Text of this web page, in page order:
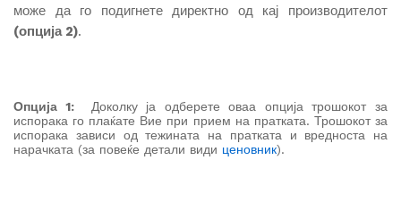
може да го подигнете директно од кај производителот
(опција 2).
Опција 1:Доколку ја одберете оваа опција трошокот за
испорака го плаќате Вие при прием на пратката. Трошокот за
испорака зависи од тежината на пратката и вредноста на
нарачката (за повеќе детали види ценовник).